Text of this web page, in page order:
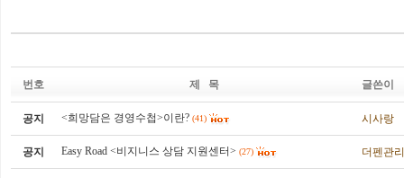
번호 제 목 글쓴이
공지 <희망담은 경영수첩>이란? (41) 시사랑
공지 Easy Road <비지니스 상담 지원센터> (27) 더펜관